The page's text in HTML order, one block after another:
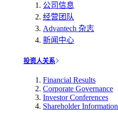
公司信息
经营团队
Advantech 杂志
新闻中心
投资人关系
Financial Results
Corporate Governance
Investor Conferences
Shareholder Information